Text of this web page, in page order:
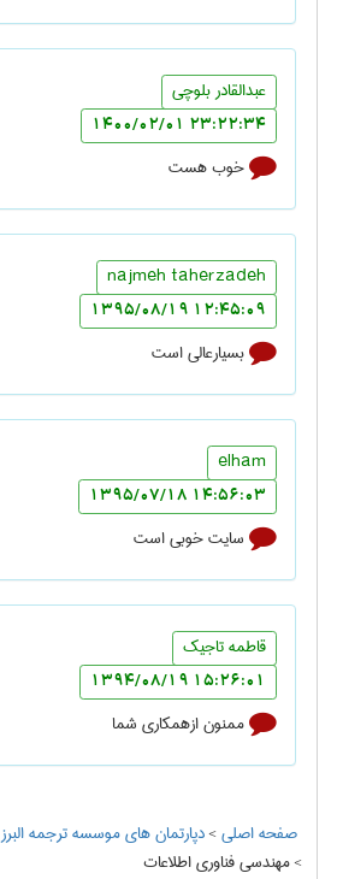
عبدالقادر بلوچي
23:22:34 1400/02/01
خوب هست
najmeh taherzadeh
12:45:09 1395/08/19
بسیارعالی است
elham
14:56:03 1395/07/18
سایت خوبی است
قاطمه تاجیک
15:26:01 1394/08/19
ممنون ازهمکاری شما
صفحه اصلی>دپارتمان های موسسه ترجمه البرز
>مهندسی فناوری اطلاعات